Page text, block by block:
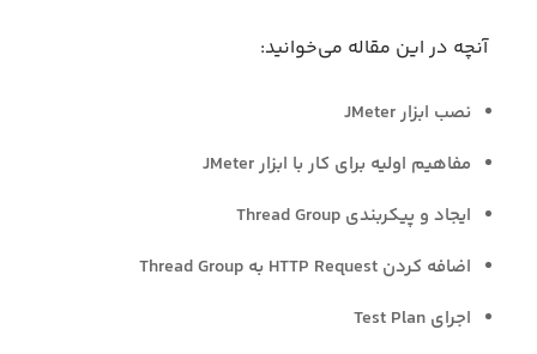
آنچه در این مقاله می‌خوانید:
نصب ابزار JMeter
مفاهیم اولیه برای کار با ابزار JMeter
ایجاد و پیکربندی Thread Group
اضافه کردن HTTP Request به Thread Group
اجرای Test Plan